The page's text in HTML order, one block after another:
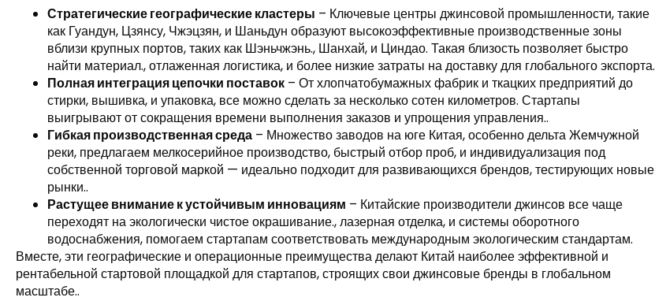
Стратегические географические кластеры – Ключевые центры джинсовой промышленности, такие
как Гуандун, Цзянсу, Чжэцзян, и Шаньдун образуют высокоэффективные производственные зоны
вблизи крупных портов, таких как Шэньчжэнь., Шанхай, и Циндао. Такая близость позволяет быстро
найти материал., отлаженная логистика, и более низкие затраты на доставку для глобального экспорта.
Полная интеграция цепочки поставок – От хлопчатобумажных фабрик и ткацких предприятий до
стирки, вышивка, и упаковка, все можно сделать за несколько сотен километров. Стартапы
выигрывают от сокращения времени выполнения заказов и упрощения управления..
Гибкая производственная среда – Множество заводов на юге Китая, особенно дельта Жемчужной
реки, предлагаем мелкосерийное производство, быстрый отбор проб, и индивидуализация под
собственной торговой маркой — идеально подходит для развивающихся брендов, тестирующих новые
рынки..
Растущее внимание к устойчивым инновациям – Китайские производители джинсов все чаще
переходят на экологически чистое окрашивание., лазерная отделка, и системы оборотного
водоснабжения, помогаем стартапам соответствовать международным экологическим стандартам.
Вместе, эти географические и операционные преимущества делают Китай наиболее эффективной и
рентабельной стартовой площадкой для стартапов, строящих свои джинсовые бренды в глобальном
масштабе..